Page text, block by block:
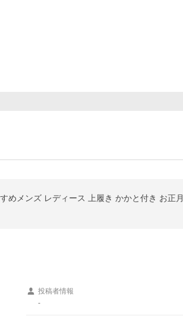
めメンズ レディース 上履き かかと付き お正月
投稿者情報
-